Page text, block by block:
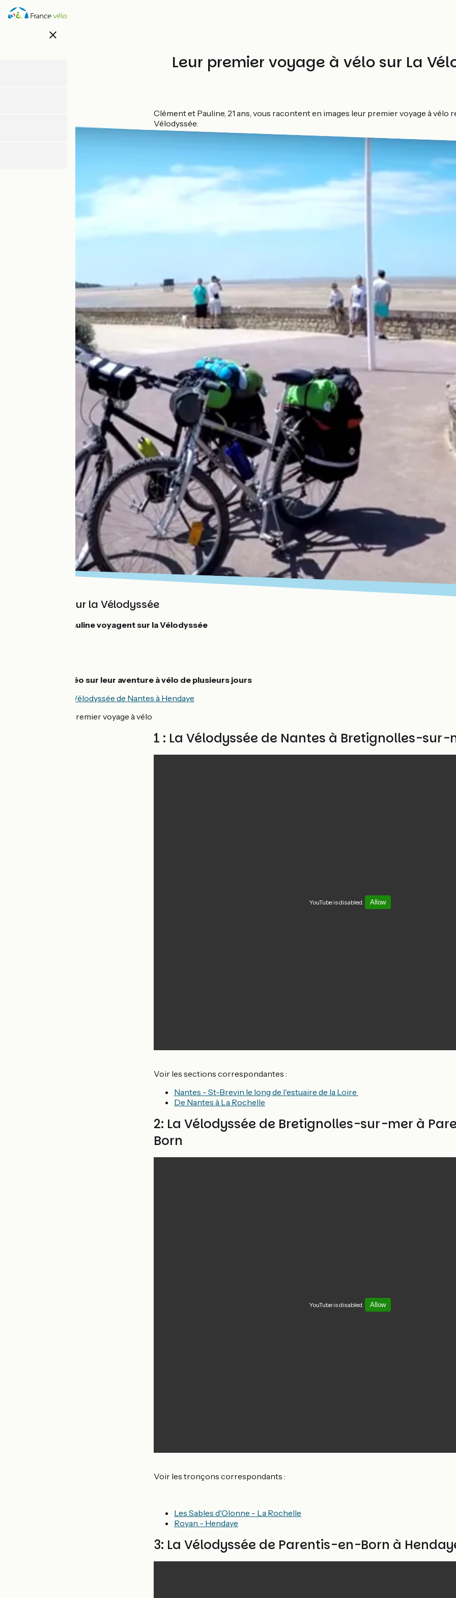
Skip
close
Leur premier voyage à vélo sur La
Clément et Pauline, 21 ans, vous racontent en images leur premier voyage à vélo
Vélodyssée.
En couple sur la Vélodyssée
Clément et Pauline voyagent sur la Vélodyssée
Retour en vidéo sur leur aventure à vélo de plusieurs jours
La Vélodyssée de Nantes à Hendaye
premier voyage à vélo
1 : La Vélodyssée de Nantes à Bretignolles-sur-
YouTube is disabled. Allow
Voir les sections correspondantes :
Nantes - St-Brevin le long de l'estuaire de la Loire
De Nantes à La Rochelle
2: La Vélodyssée de Bretignolles-sur-mer à
Born
YouTube is disabled. Allow
Voir les tronçons correspondants :
Les Sables d'Olonne - La Rochelle
Royan - Hendaye
3: La Vélodyssée de Parentis-en-Born à